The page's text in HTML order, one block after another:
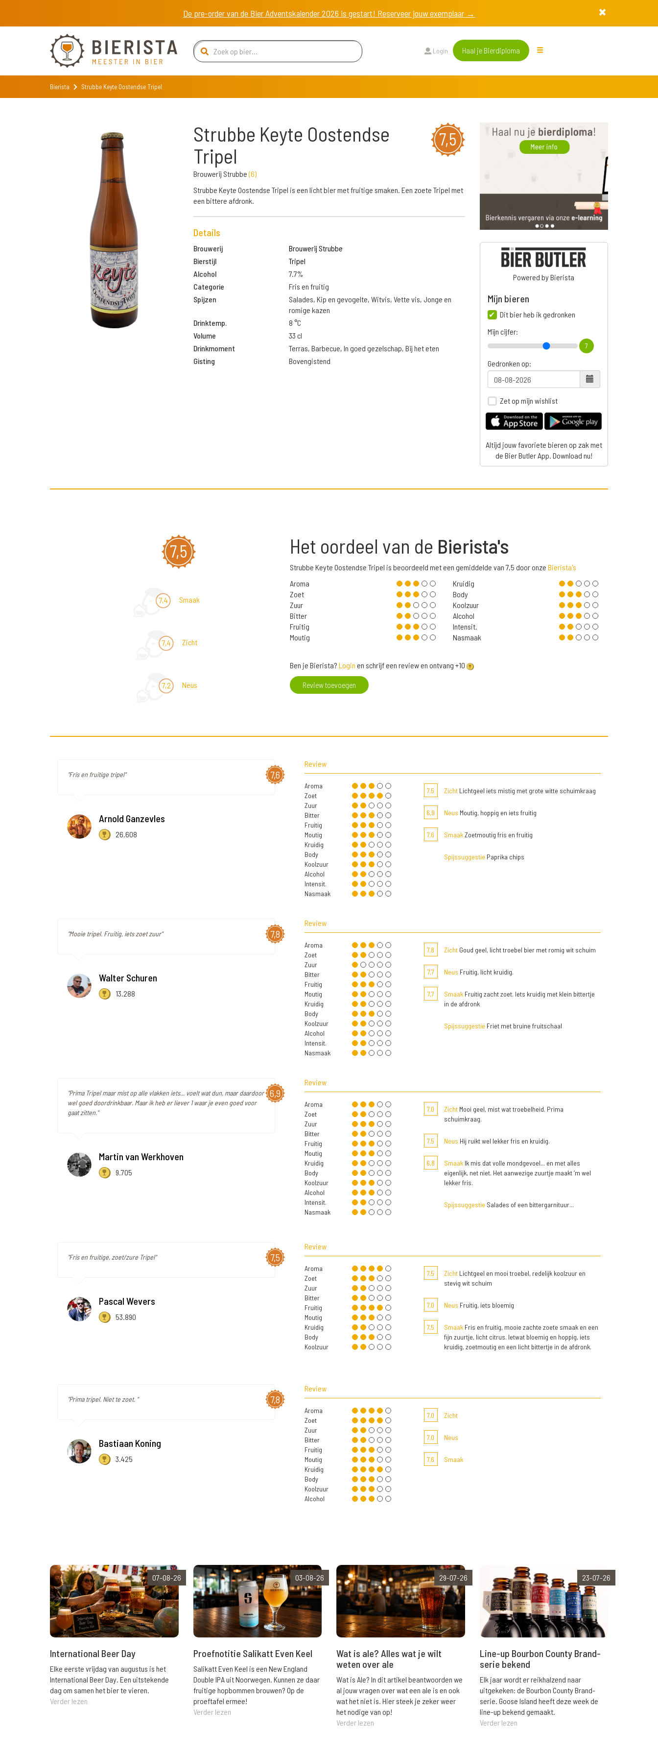
De pre-order van de Bier Adventskalender 2026 is gestart! Reserveer jouw exemplaar →
Login Haal je Bierdiploma
Bierista Strubbe Keyte Oostendse Tripel
7,5
Strubbe Keyte Oostendse
Tripel
Brouwerij Strubbe(6)
Strubbe Keyte Oostendse Tripel is een licht bier met fruitige smaken. Een zoete Tripel met
een bittere afdronk.
Details
Brouwerij
Brouwerij Strubbe
Bierstijl
Tripel
Alcohol
7.7%
Categorie
Fris en fruitig
Spijzen
Salades, Kip en gevogelte, Witvis, Vette vis, Jonge en
romige kazen
Drinktemp.
8 °C
Volume
33 cl
Drinkmoment
Terras, Barbecue, In goed gezelschap, Bij het eten
Gisting
Bovengistend
Powered by Bierista
Mijn bieren
Dit bier heb ik gedronken
Mijn cijfer:
7
Gedronken op:
Zet op mijn wishlist
Altijd jouw favoriete bieren op zak met
de Bier Butler App. Download nu!
7,5
7,4 Smaak
7,4 Zicht
7,2 Neus
Het oordeel van de Bierista's
Strubbe Keyte Oostendse Tripel is beoordeeld met een gemiddelde van 7,5 door onze Bierista's
Aroma
Zoet
Zuur
Bitter
Fruitig
Moutig
Kruidig
Body
Koolzuur
Alcohol
Intensit.
Nasmaak
Ben je Bierista? Login en schrijf een review en ontvang +10
Review toevoegen
7,6
"Fris en fruitige tripel"
Arnold Ganzevles
26.608
Review
Aroma
Zoet
Zuur
Bitter
Fruitig
Moutig
Kruidig
Body
Koolzuur
Alcohol
Intensit.
Nasmaak
7,5 ZichtLichtgeel iets mistig met grote witte schuimkraag
6,9 Neus Moutig, hoppig en iets fruitig
7,6 SmaakZoetmoutig fris en fruitig
Spijssuggestie Paprika chips
7,8
"Mooie tripel. Fruitig, iets zoet zuur"
Walter Schuren
13.288
Review
Aroma
Zoet
Zuur
Bitter
Fruitig
Moutig
Kruidig
Body
Koolzuur
Alcohol
Intensit.
Nasmaak
7,8 ZichtGoud geel, licht troebel bier met romig wit schuim
7,7 Neus Fruitig, licht kruidig.
7,7 SmaakFruitig zacht zoet. Iets kruidig met klein bittertje
in de afdronk
Spijssuggestie Friet met bruine fruitschaal
6,9
"Prima Tripel maar mist op alle vlakken iets... voelt wat dun, maar daardoor
wel goed doordrinkbaar. Maar ik heb er liever 1 waar je even goed voor
gaat zitten."
Martin van Werkhoven
9.705
Review
Aroma
Zoet
Zuur
Bitter
Fruitig
Moutig
Kruidig
Body
Koolzuur
Alcohol
Intensit.
Nasmaak
7,0 ZichtMooi geel, mist wat troebelheid. Prima
schuimkraag.
7,5 Neus Hij ruikt wel lekker fris en kruidig.
6,8 SmaakIk mis dat volle mondgevoel... en met alles
eigenlijk, net niet. Het aanwezige zuurtje maakt ‘m wel
lekker fris.
Spijssuggestie Salades of een bittergarnituur...
7,5
"Fris en fruitige, zoet/zure Tripel"
Pascal Wevers
53.890
Review
Aroma
Zoet
Zuur
Bitter
Fruitig
Moutig
Kruidig
Body
Koolzuur
7,5 ZichtLichtgeel en mooi troebel, redelijk koolzuur en
stevig wit schuim
7,0 Neus Fruitig, iets bloemig
7,5 SmaakFris en fruitig, mooie zachte zoete smaak en een
fijn zuurtje, licht citrus. Ietwat bloemig en hoppig, iets
kruidig, zoetmoutig en een licht bittertje in de afdronk.
7,8
"Prima tripel. Niet te zoet. "
Bastiaan Koning
3.425
Review
Aroma
Zoet
Zuur
Bitter
Fruitig
Moutig
Kruidig
Body
Koolzuur
Alcohol
7,0 Zicht
7,0 Neus
7,6 Smaak
07-08-26
International Beer Day
Elke eerste vrijdag van augustus is het
International Beer Day. Een uitstekende
dag om samen het bier te vieren.
Verder lezen
03-08-26
Proefnotitie Salikatt Even Keel
Salikatt Even Keel is een New England
Double IPA uit Noorwegen. Kunnen ze daar
fruitige hopbommen brouwen? Op de
proeftafel ermee!
Verder lezen
29-07-26
Wat is ale? Alles wat je wilt
weten over ale
Wat is Ale? In dit artikel beantwoorden we
al jouw vragen over wat een ale is en ook
wat het niet is. Hier steek je zeker weer
het nodige van op!
Verder lezen
23-07-26
Line-up Bourbon County Brand-
serie bekend
Elk jaar wordt er reikhalzend naar
uitgekeken: de Bourbon County Brand-
serie. Goose Island heeft deze week de
line-up bekend gemaakt.
Verder lezen